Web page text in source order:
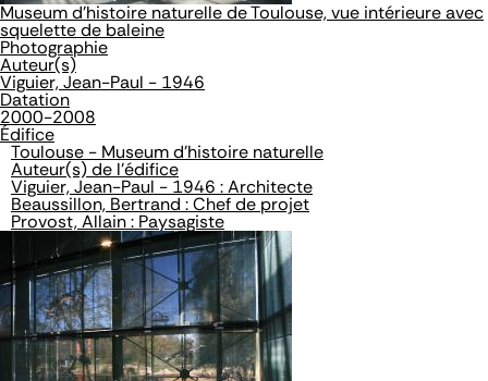
Museum d'histoire naturelle de Toulouse, vue intérieure avec
squelette de baleine
Photographie
Auteur(s)
Viguier, Jean-Paul - 1946
Datation
2000-2008
Édifice
Toulouse - Museum d'histoire naturelle
Auteur(s) de l'édifice
Viguier, Jean-Paul - 1946 : Architecte
Beaussillon, Bertrand : Chef de projet
Provost, Allain : Paysagiste